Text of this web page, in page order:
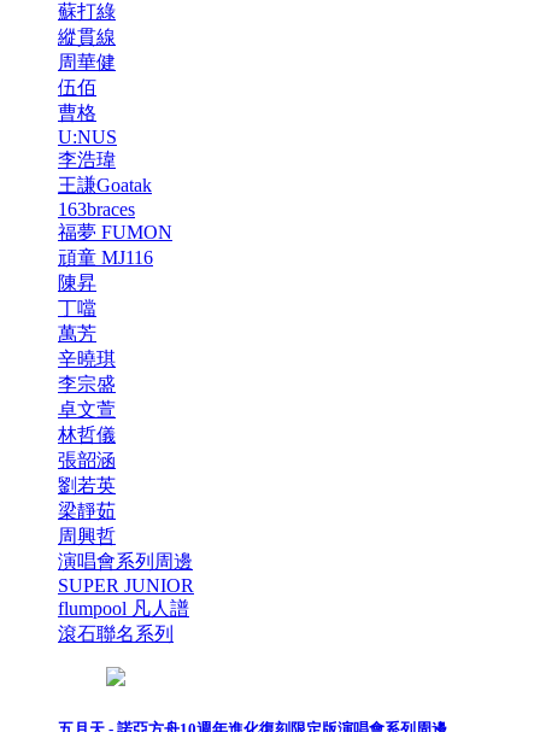
蘇打綠
縱貫線
周華健
伍佰
曹格
U:NUS
李浩瑋
王謙Goatak
163braces
福夢 FUMON
頑童 MJ116
陳昇
丁噹
萬芳
辛曉琪
李宗盛
卓文萱
林哲儀
張韶涵
劉若英
梁靜茹
周興哲
演唱會系列周邊
SUPER JUNIOR
flumpool 凡人譜
滾石聯名系列